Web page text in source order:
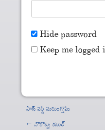
Hide password
Keep me
పాస్ వర్డ్ మరుంగ్తొమ్
← చొకొట్న కబుర్